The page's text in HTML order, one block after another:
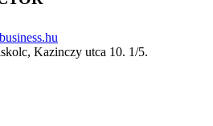
Kazinczy utca 10. 1/5.